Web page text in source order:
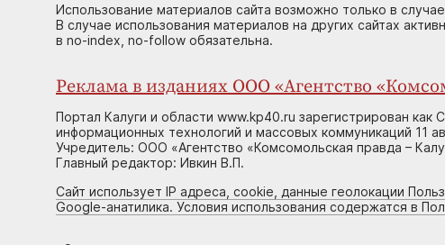
Использование материалов сайта возможно только в
В случае использования материалов на других сайтах
в no-index, no-follow обязательна.
Реклама в изданиях ООО «Агентство
Портал Калуги и области www.kp40.ru зарегистрирован
информационных технологий и массовых коммуникаций 11
Учредитель: ООО «Агентство «Комсомольская правда –
Главный редактор: Ивкин В.П.
Сайт использует IP адреса, cookie, данные геолокации
Google-анатилика. Условия использования содержатся в